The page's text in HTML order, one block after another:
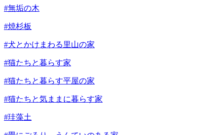
#無垢の木
#焼杉板
#犬とかけまわる里山の家
#猫たちと暮らす家
#猫たちと暮らす平屋の家
#猫たちと気ままに暮らす家
#珪藻土